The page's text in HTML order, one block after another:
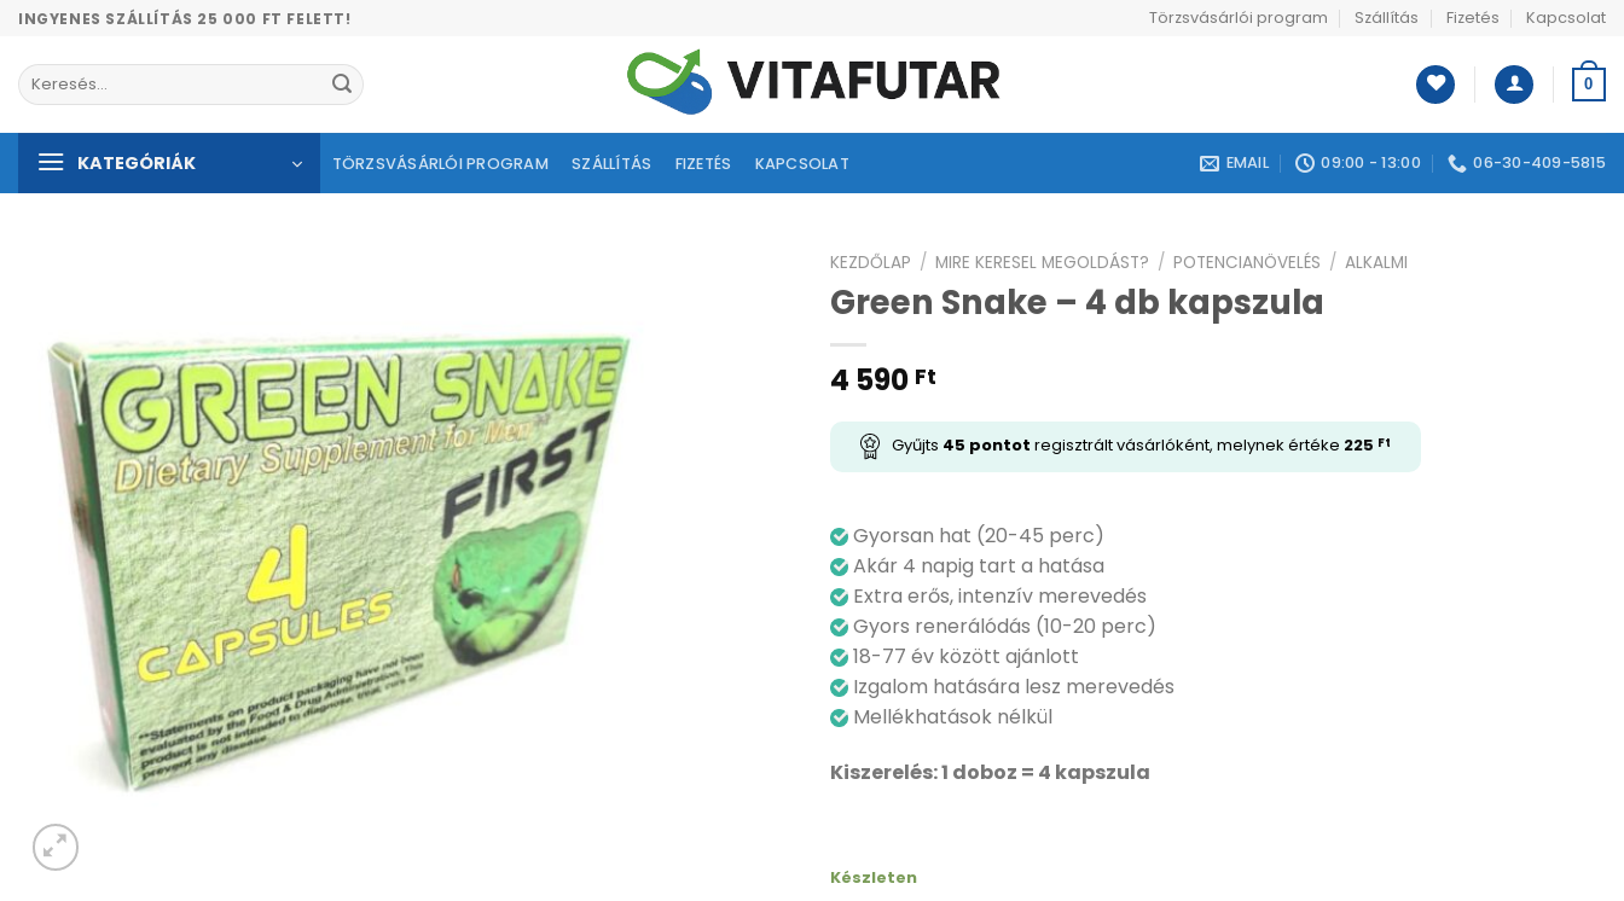
Skip
content
INGYENES SZÁLLÍTÁS 25 000 FT FELETT! Törzsvásárlói program Szállítás Fizetés Kapcsolat
Keresés
a
0
KATEGÓRIÁK TÖRZSVÁSÁRLÓI PROGRAM SZÁLLÍTÁS FIZETÉS KAPCSOLAT EMAIL 09:00 - 13:00 06-30-409-5815
adás
KEZDŐLAP / MIRE KERESEL MEGOLDÁST? / POTENCIANÖVELÉS / ALKALMI
Green Snake – 4 db kapszula
4 590 Ft
Gyűjts 45 pontot regisztrált vásárlóként, melynek értéke 225 Ft
Gyorsan hat (20-45 perc)
Akár 4 napig tart a hatása
Extra erős, intenzív merevedés
Gyors renerálódás (10-20 perc)
18-77 év között ajánlott
Izgalom hatására lesz merevedés
Mellékhatások nélkül
Kiszerelés: 1 doboz = 4 kapszula
Készleten